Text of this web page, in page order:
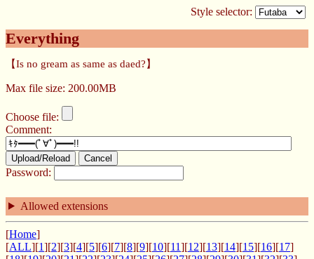
Style selector:
Everything
【Is no gream as same as daed?】
Max file size: 200.00MB
Choose file:
Comment:
Upload/Reload Cancel
Password:
Allowed extensions
[Home]
[ALL][1][2][3][4][5][6][7][8][9][10][11][12][13][14][15][16][17]